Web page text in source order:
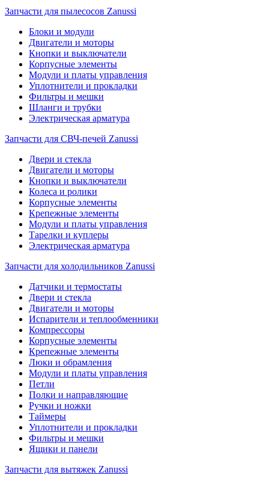
Запчасти для пылесосов Zanussi
Блоки и модули
Двигатели и моторы
Кнопки и выключатели
Корпусные элементы
Модули и платы управления
Уплотнители и прокладки
Фильтры и мешки
Шланги и трубки
Электрическая арматура
Запчасти для СВЧ-печей Zanussi
Двери и стекла
Двигатели и моторы
Кнопки и выключатели
Колеса и ролики
Корпусные элементы
Крепежные элементы
Модули и платы управления
Тарелки и куплеры
Электрическая арматура
Запчасти для холодильников Zanussi
Датчики и термостаты
Двери и стекла
Двигатели и моторы
Испарители и теплообменники
Компрессоры
Корпусные элементы
Крепежные элементы
Люки и обрамления
Модули и платы управления
Петли
Полки и направляющие
Ручки и ножки
Таймеры
Уплотнители и прокладки
Фильтры и мешки
Ящики и панели
Запчасти для вытяжек Zanussi